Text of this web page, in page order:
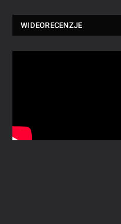
WIDEORECENZJE